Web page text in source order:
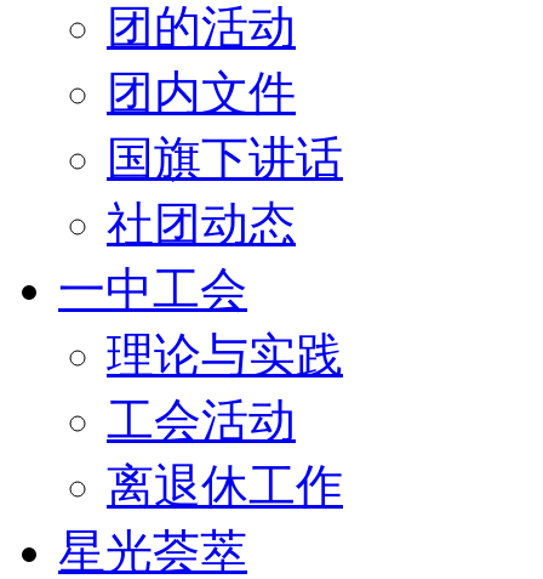
团的活动
团内文件
国旗下讲话
社团动态
一中工会
理论与实践
工会活动
离退休工作
星光荟萃